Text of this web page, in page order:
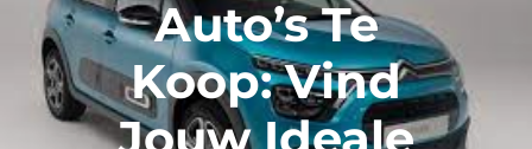
Auto’s Te
Koop: Vind